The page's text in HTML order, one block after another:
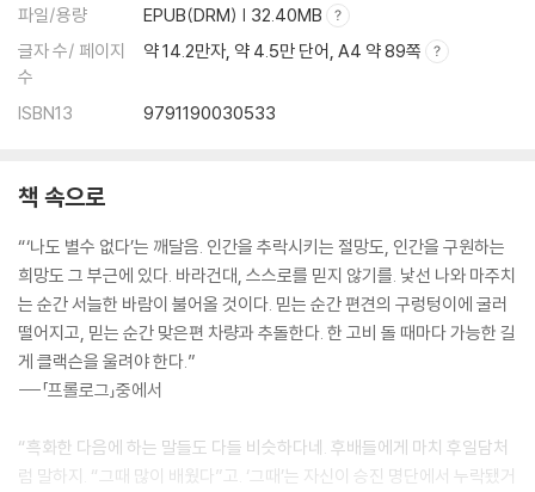
파일/용량
EPUB(DRM) | 32.40MB
글자 수/ 페이지
수
약 14.2만자, 약 4.5만 단어, A4 약 89쪽
ISBN13 9791190030533
책 속으로
“‘나도 별수 없다’는 깨달음. 인간을 추락시키는 절망도, 인간을 구원하는
희망도 그 부근에 있다. 바라건대, 스스로를 믿지 않기를. 낯선 나와 마주치
는 순간 서늘한 바람이 불어올 것이다. 믿는 순간 편견의 구렁텅이에 굴러
떨어지고, 믿는 순간 맞은편 차량과 추돌한다. 한 고비 돌 때마다 가능한 길
게 클랙슨을 울려야 한다.”
---「프롤로그」중에서
“흑화한 다음에 하는 말들도 다들 비슷하다네. 후배들에게 마치 후일담처
럼 말하지. “그때 많이 배웠다”고. ‘그때’는 자신이 승진 명단에서 누락됐거